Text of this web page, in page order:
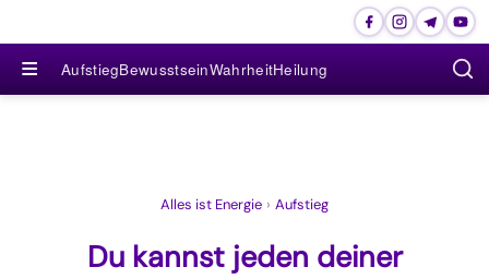
≡ AufstiegBewusstseinWahrheitHeilung
Alles ist Energie › Aufstieg
Du kannst jeden deiner